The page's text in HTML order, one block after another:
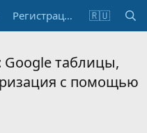
Регистрация 🇷🇺
таблицы,
с помощью